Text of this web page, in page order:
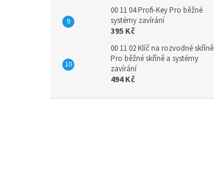
00 11 04 Profi-Key Pro běžné
systémy zavírání
395 Kč
00 11 02 Klíč na rozvodné skříně
Pro běžné skříně a systémy
zavírání
494 Kč